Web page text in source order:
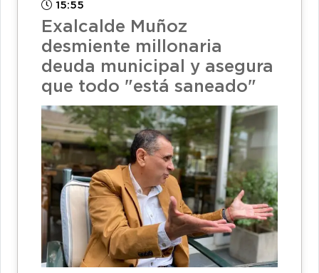
15:55
Exalcalde Muñoz
desmiente millonaria
deuda municipal y asegura
que todo "está saneado"